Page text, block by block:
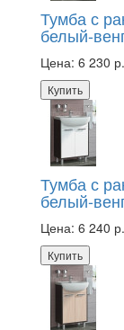
Тумба с
белый-
Цена: 6 230 р.
Купить
Тумба с
белый-
Цена: 6 240 р.
Купить